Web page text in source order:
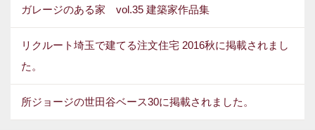
ガレージのある家 vol.35 建築家作品集
リクルート埼玉で建てる注文住宅 2016秋に掲載されまし
た。
所ジョージの世田谷ベース30に掲載されました。